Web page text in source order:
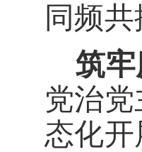
同频
筑
党治党
态化